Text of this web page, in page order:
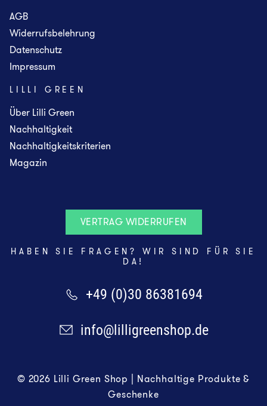
AGB
Widerrufsbelehrung
Datenschutz
Impressum
LILLI GREEN
Über Lilli Green
Nachhaltigkeit
Nachhaltigkeitskriterien
Magazin
VERTRAG WIDERRUFEN
HABEN SIE FRAGEN? WIR SIND FÜR SIE
DA!
+49 (0)30 86381694
info@lilligreenshop.de
© 2026 Lilli Green Shop | Nachhaltige Produkte &
Geschenke